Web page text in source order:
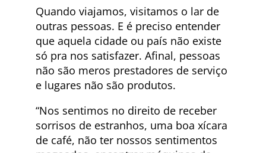
Quando viajamos, visitamos o lar de
outras pessoas. E é preciso entender
que aquela cidade ou país não existe
só pra nos satisfazer. Afinal, pessoas
não são meros prestadores de serviço
e lugares não são produtos.
“Nos sentimos no direito de receber
sorrisos de estranhos, uma boa xícara
de café, não ter nossos sentimentos